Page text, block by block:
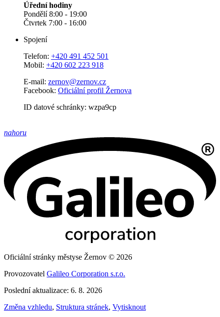
Úřední hodiny
Pondělí 8:00 - 19:00
Čtvrtek 7:00 - 16:00
Spojení
Telefon: +420 491 452 501
Mobil: +420 602 223 918
E-mail: zernov@zernov.cz
Facebook: Oficiální profil Žernova
ID datové schránky: wzpa9cp
nahoru
Oficiální stránky městyse Žernov © 2026
Provozovatel Galileo Corporation s.r.o.
Poslední aktualizace: 6. 8. 2026
Změna vzhledu, Struktura stránek, Vytisknout